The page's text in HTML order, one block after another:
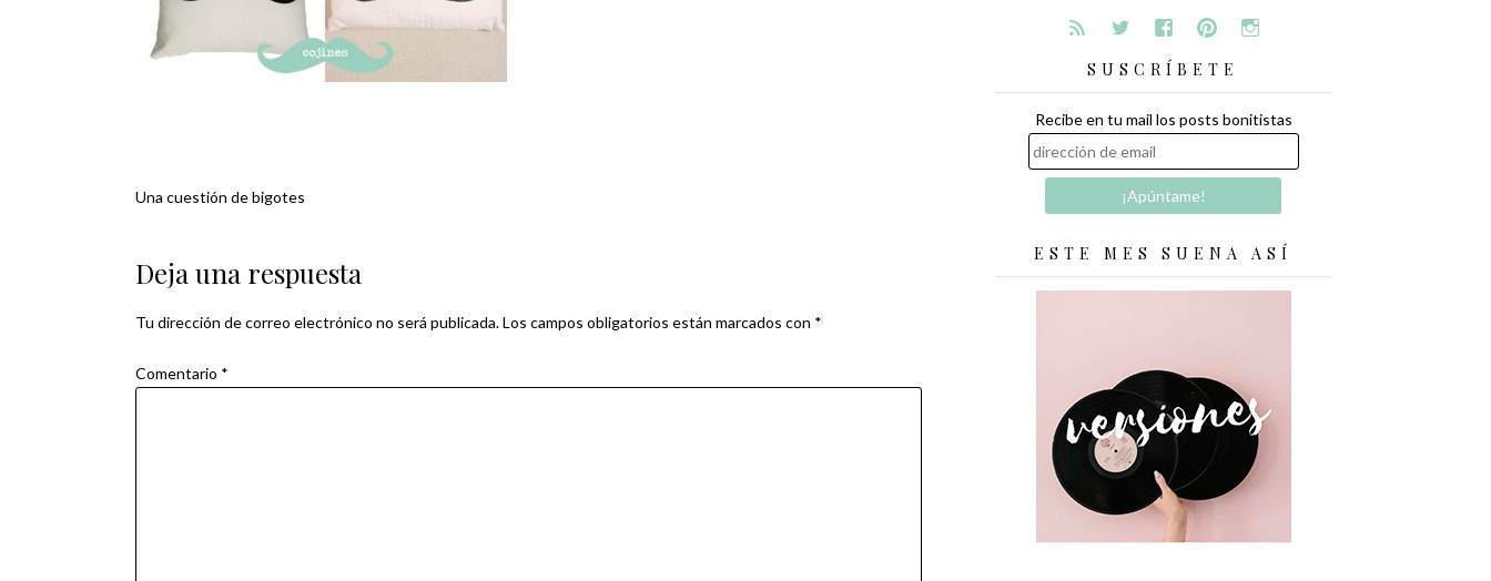
Navegación
de
entradas
Una cuestión de bigotes
Deja una respuesta
Tu dirección de correo electrónico no será publicada.Los campos obligatorios están marcados con *
Comentario *
SUSCRÍBETE
Recibe en tu mail los posts bonitistas
ESTE MES SUENA ASÍ